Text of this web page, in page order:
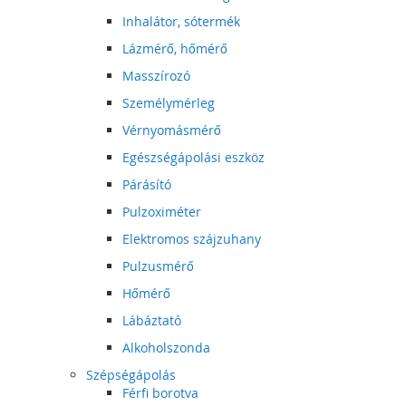
Inhalátor, sótermék
Lázmérő, hőmérő
Masszírozó
Személymérleg
Vérnyomásmérő
Egészségápolási eszköz
Párásító
Pulzoximéter
Elektromos szájzuhany
Pulzusmérő
Hőmérő
Lábáztató
Alkoholszonda
Szépségápolás
Férfi borotva